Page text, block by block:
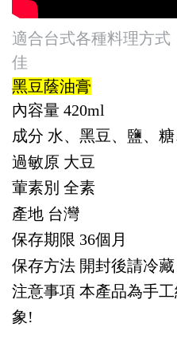
適合台式各種料理方
佳
黑豆蔭油膏
內容量 420ml
成分 水、黑豆、鹽、
過敏原 大豆
葷素別 全素
產地 台灣
保存期限 36個月
保存方法 開封後請冷藏
注意事項 本產品為手
象!